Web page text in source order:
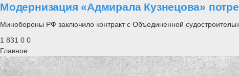
Модернизация «Адмирала Кузнецова»
Минобороны РФ заключило контракт с Объединенной
1 831 0 0
Главное